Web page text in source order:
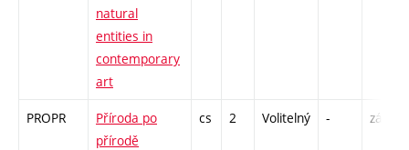
natural
entities in
contemporary
art
PROPR
Příroda po
přírodě
cs 2 Volitelný - zá